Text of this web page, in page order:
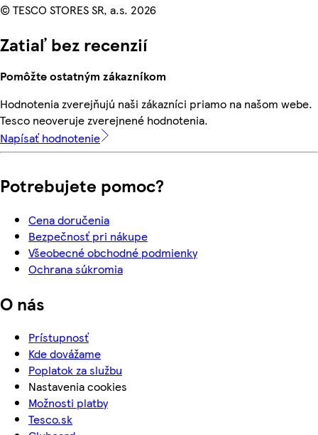
© TESCO STORES SR, a.s. 2026
Zatiaľ bez recenzií
Pomôžte ostatným zákazníkom
Hodnotenia zverejňujú naši zákazníci priamo na našom webe.
Tesco neoveruje zverejnené hodnotenia.
Napísať hodnotenie
Potrebujete pomoc?
Cena doručenia
Bezpečnosť pri nákupe
Všeobecné obchodné podmienky
Ochrana súkromia
O nás
Prístupnosť
Kde dovážame
Poplatok za službu
Nastavenia cookies
Možnosti platby
Tesco.sk